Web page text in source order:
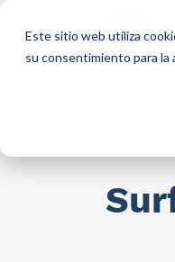
Este sitio web utiliza
su consentimiento para la